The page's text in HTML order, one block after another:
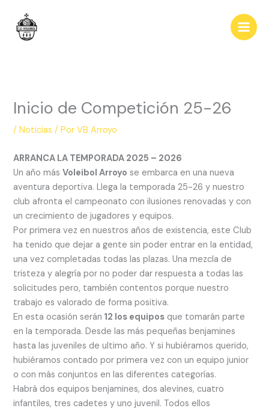
contenido
Inicio de Competición 25-26
/Noticias / PorVB Arroyo
ARRANCA LA TEMPORADA 2025 – 2026
Un año másVoleibol Arroyo se embarca en una nueva
aventura deportiva. Llega la temporada 25-26 y nuestro
club afronta el campeonato con ilusiones renovadas y con
un crecimiento de jugadores y equipos.
Por primera vez en nuestros años de existencia, este Club
ha tenido que dejar a gente sin poder entrar en la entidad,
una vez completadas todas las plazas. Una mezcla de
tristeza y alegría por no poder dar respuesta a todas las
solicitudes pero, también contentos porque nuestro
trabajo es valorado de forma positiva.
En esta ocasión serán 12 los equipos que tomarán parte
en la temporada. Desde las más pequeñas benjamines
hasta las juveniles de ultimo año. Y si hubiéramos querido,
hubiéramos contado por primera vez con un equipo junior
o con más conjuntos en las diferentes categorías.
Habrá dos equipos benjamines, dos alevines, cuatro
infantiles, tres cadetes y uno juvenil. Todos ellos